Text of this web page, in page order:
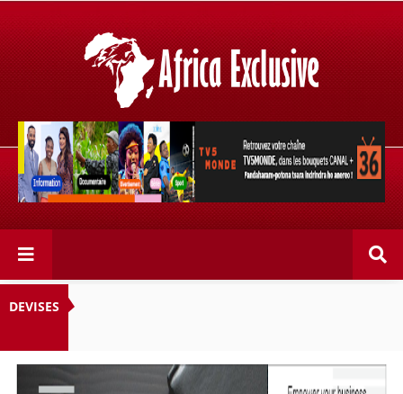
Retrouvez votre chaîne @TV5MONDE, dans les bouquets
CANAL+ 36 . Fandaharam-potoana tsara indrindra ho
anareo!
DEVISES